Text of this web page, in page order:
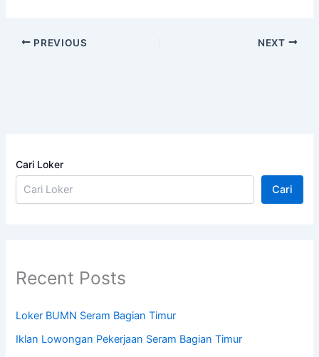
PREVIOUS NEXT
Cari Loker
Cari
Recent Posts
Loker BUMN Seram Bagian Timur
Iklan Lowongan Pekerjaan Seram Bagian Timur